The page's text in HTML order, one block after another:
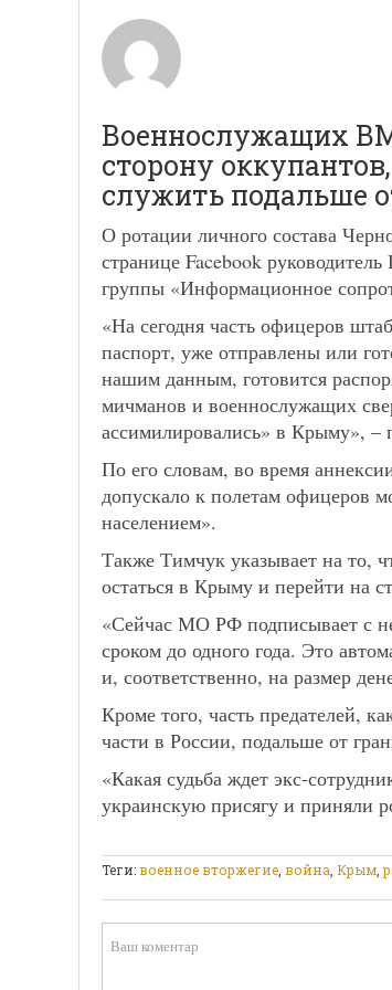
Военнослужащих
сторону
служить подальше
О ротации личного состава
странице Facebook
группы «Информационное
«На сегодня часть офицеров
паспорт, уже отправлены или
нашим данным, готовится
мичманов и военнослужащих
ассимилировались» в Крыму»,
По его словам, во время
допускало к полетам офицеров
населением».
Также Тимчук указывает на то,
остаться в Крыму и перейти на
«Сейчас МО РФ подписывает с
сроком до одного года. Это
и, соответственно, на размер
Кроме того, часть предателей,
части в России, подальше от
«Какая судьба ждет экс-
украинскую присягу и приняли
Теги:военное вторжегие война Крым ,